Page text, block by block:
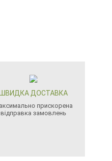
ДОСТАВКА
прискорена
відправка замовлень